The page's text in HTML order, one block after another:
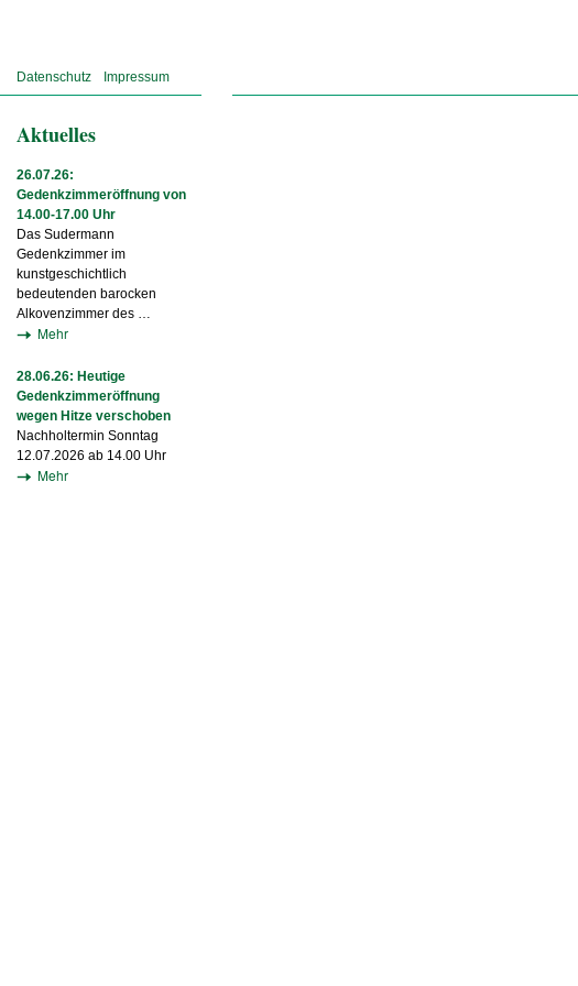
Datenschutz Impressum
Aktuelles
26.07.26:
Gedenkzimmeröffnung von
14.00-17.00 Uhr
Das Sudermann
Gedenkzimmer im
kunstgeschichtlich
bedeutenden barocken
Alkovenzimmer des …
Mehr
28.06.26: Heutige
Gedenkzimmeröffnung
wegen Hitze verschoben
Nachholtermin Sonntag
12.07.2026 ab 14.00 Uhr
Mehr